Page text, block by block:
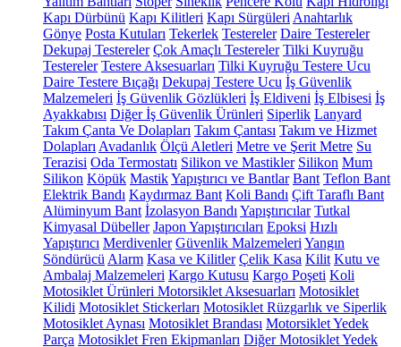
Kapı Dürbünü Kapı Kilitleri Kapı Sürgüleri Anahtarlık
Gönye Posta Kutuları Tekerlek Testereler Daire Testereler
Dekupaj Testereler Çok Amaçlı Testereler Tilki Kuyruğu
Testereler Testere Aksesuarları Tilki Kuyruğu Testere Ucu
Daire Testere Bıçağı Dekupaj Testere Ucu İş Güvenlik
Malzemeleri İş Güvenlik Gözlükleri İş Eldiveni İş Elbisesi İş
Ayakkabısı Diğer İş Güvenlik Ürünleri Siperlik Lanyard
Takım Çanta Ve Dolapları Takım Çantası Takım ve Hizmet
Dolapları Avadanlık Ölçü Aletleri Metre ve Şerit Metre Su
Terazisi Oda Termostatı Silikon ve Mastikler Silikon Mum
Silikon Köpük MastikYapıştırıcı ve Bantlar Bant Teflon Bant
Elektrik Bandı Kaydırmaz Bant Koli Bandı Çift Taraflı Bant
Alüminyum Bant İzolasyon Bandı Yapıştırıcılar Tutkal
Kimyasal Dübeller Japon Yapıştırıcıları Epoksi Hızlı
Yapıştırıcı Merdivenler Güvenlik Malzemeleri Yangın
Söndürücü Alarm Kasa ve Kilitler Çelik Kasa Kilit Kutu ve
Ambalaj Malzemeleri Kargo Kutusu Kargo Poşeti Koli
Motosiklet Ürünleri Motorsiklet Aksesuarları Motosiklet
Kilidi Motosiklet Stickerları Motosiklet Rüzgarlık ve Siperlik
Motosiklet Aynası Motosiklet Brandası Motorsiklet Yedek
Parça Motosiklet Fren Ekipmanları Diğer Motosiklet Yedek